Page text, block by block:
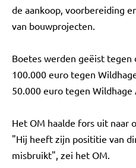
de aankoop, voorbereiding
van bouwprojecten.
Boetes werden geëist tegen
100.000 euro tegen
50.000 euro tegen Wildhage
Het OM haalde fors uit naar
"Hij heeft zijn posititie van
misbruikt", zei het OM.